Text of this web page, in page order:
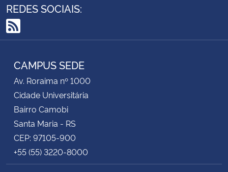
REDES SOCIAIS:
RSS
CAMPUS SEDE
Av. Roraima nº 1000
Cidade Universitária
Bairro Camobi
Santa Maria - RS
CEP: 97105-900
+55 (55) 3220-8000